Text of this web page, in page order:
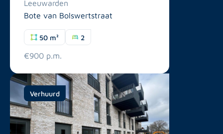
Leeuwarden
Bote van Bolswertstraat
50 m² 2
€900 p.m.
Verhuurd